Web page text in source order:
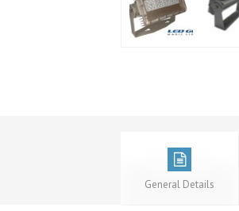
General Details